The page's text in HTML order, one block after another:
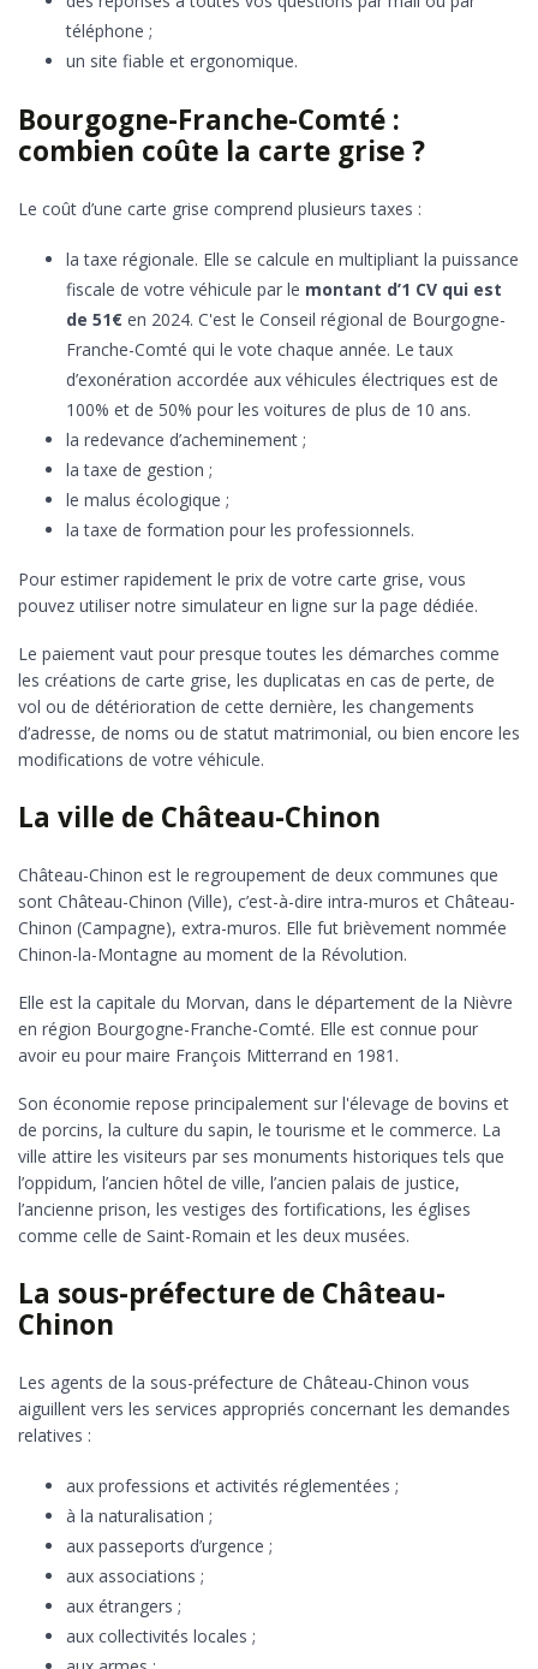
téléphone ;
un site fiable et ergonomique.
Bourgogne-Franche-Comté :
combien coûte la carte grise ?
Le coût d’une carte grise comprend plusieurs taxes :
la taxe régionale. Elle se calcule en multipliant la puissance
fiscale de votre véhicule par le montant d’1 CV qui est
de 51€ en 2024. C'est le Conseil régional de Bourgogne-
Franche-Comté qui le vote chaque année. Le taux
d’exonération accordée aux véhicules électriques est de
100% et de 50% pour les voitures de plus de 10 ans.
la redevance d’acheminement ;
la taxe de gestion ;
le malus écologique ;
la taxe de formation pour les professionnels.
Pour estimer rapidement le prix de votre carte grise, vous
pouvez utiliser notre simulateur en ligne sur la page dédiée.
Le paiement vaut pour presque toutes les démarches comme
les créations de carte grise, les duplicatas en cas de perte, de
vol ou de détérioration de cette dernière, les changements
d’adresse, de noms ou de statut matrimonial, ou bien encore les
modifications de votre véhicule.
La ville de Château-Chinon
Château-Chinon est le regroupement de deux communes que
sont Château-Chinon (Ville), c’est-à-dire intra-muros et Château-
Chinon (Campagne), extra-muros. Elle fut brièvement nommée
Chinon-la-Montagne au moment de la Révolution.
Elle est la capitale du Morvan, dans le département de la Nièvre
en région Bourgogne-Franche-Comté. Elle est connue pour
avoir eu pour maire François Mitterrand en 1981.
Son économie repose principalement sur l'élevage de bovins et
de porcins, la culture du sapin, le tourisme et le commerce. La
ville attire les visiteurs par ses monuments historiques tels que
l’oppidum, l’ancien hôtel de ville, l’ancien palais de justice,
l’ancienne prison, les vestiges des fortifications, les églises
comme celle de Saint-Romain et les deux musées.
La sous-préfecture de Château-
Chinon
Les agents de la sous-préfecture de Château-Chinon vous
aiguillent vers les services appropriés concernant les demandes
relatives :
aux professions et activités réglementées ;
à la naturalisation ;
aux passeports d’urgence ;
aux associations ;
aux étrangers ;
aux collectivités locales ;